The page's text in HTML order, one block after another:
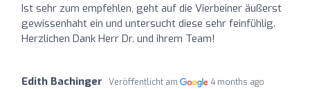
Ist sehr zum empfehlen, geht auf die Vierbeiner äußerst
gewissenhaht ein und untersucht diese sehr feinfühlig.
Herzlichen Dank Herr Dr. und ihrem Team!
Edith Bachinger Veröffentlicht am 4 months ago